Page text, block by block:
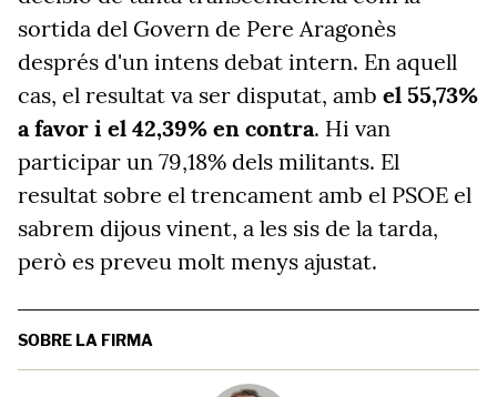
sortida del Govern de Pere Aragonès
després d'un intens debat intern. En aquell
cas, el resultat va ser disputat, amb el 55,73%
a favor i el 42,39% en contra. Hi van
participar un 79,18% dels militants. El
resultat sobre el trencament amb el PSOE el
sabrem dijous vinent, a les sis de la tarda,
però es preveu molt menys ajustat.
SOBRE LA FIRMA